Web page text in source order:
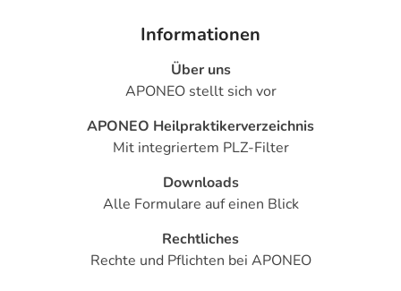
Informationen
Über uns
APONEO stellt sich vor
APONEO Heilpraktikerverzeichnis
Mit integriertem PLZ-Filter
Downloads
Alle Formulare auf einen Blick
Rechtliches
Rechte und Pflichten bei APONEO